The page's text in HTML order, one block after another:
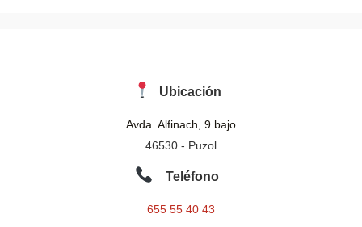
Ubicación
Avda. Alfinach, 9 bajo
46530 - Puzol
Teléfono
655 55 40 43